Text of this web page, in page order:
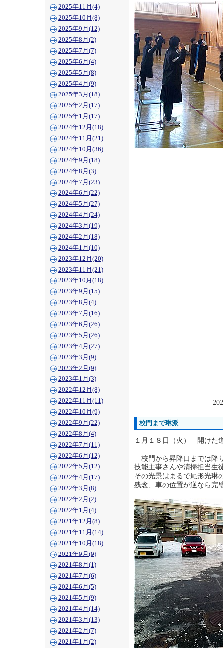
2025年11月(4)
2025年10月(8)
2025年9月(12)
2025年8月(2)
2025年7月(7)
2025年6月(4)
2025年5月(8)
2025年4月(9)
2025年3月(18)
2025年2月(17)
2025年1月(17)
2024年12月(18)
2024年11月(21)
2024年10月(36)
2024年9月(18)
2024年8月(3)
2024年7月(23)
2024年6月(22)
2024年5月(27)
2024年4月(24)
2024年3月(19)
2024年2月(18)
2024年1月(10)
2023年12月(20)
2023年11月(21)
2023年10月(18)
2023年9月(15)
2023年8月(4)
2023年7月(16)
2023年6月(26)
2023年5月(26)
2023年4月(27)
2023年3月(9)
2023年2月(9)
2023年1月(3)
2022年12月(8)
2022年11月(11)
2022年10月(9)
2022年9月(22)
2022年8月(4)
2022年7月(11)
2022年6月(12)
2022年5月(12)
2022年4月(17)
2022年3月(8)
2022年2月(2)
2022年1月(4)
2021年12月(8)
2021年11月(14)
2021年10月(18)
2021年9月(9)
2021年8月(1)
2021年7月(6)
2021年6月(5)
2021年5月(9)
2021年4月(14)
2021年3月(13)
2021年2月(7)
2021年1月(2)
校門まで琳派
１月１８日（火） 開けた
校門から昇降口までは降
技能主事さんや清掃担当生
その光景はまるで尾形光琳
残念、車の位置が逆なら完